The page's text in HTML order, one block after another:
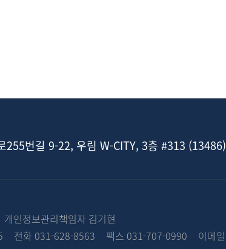
255번길 9-22, 우림 W-CITY, 3층 #313 (13486)
개인정보관리책임자 김기현
전화 031-628-8563 팩스 031-707-0990
이메